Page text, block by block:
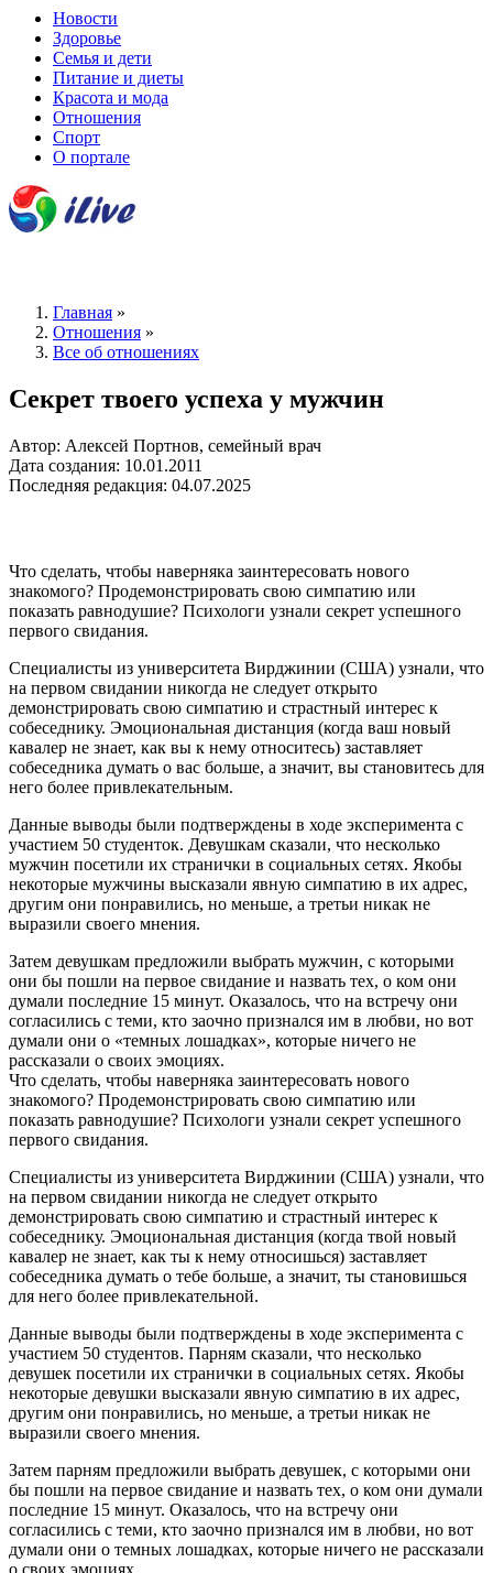
Новости
Здоровье
Семья и дети
Питание и диеты
Красота и мода
Отношения
Спорт
О портале
Главная »
Отношения »
Все об отношениях
Секрет твоего успеха у мужчин
Автор: Алексей Портнов, семейный врач
Дата создания: 10.01.2011
Последняя редакция: 04.07.2025
Что сделать, чтобы наверняка заинтересовать нового
знакомого? Продемонстрировать свою симпатию или
показать равнодушие? Психологи узнали секрет успешного
первого свидания.
Специалисты из университета Вирджинии (США) узнали, что
на первом свидании никогда не следует открыто
демонстрировать свою симпатию и страстный интерес к
собеседнику. Эмоциональная дистанция (когда ваш новый
кавалер не знает, как вы к нему относитесь) заставляет
собеседника думать о вас больше, а значит, вы становитесь для
него более привлекательным.
Данные выводы были подтверждены в ходе эксперимента с
участием 50 студенток. Девушкам сказали, что несколько
мужчин посетили их странички в социальных сетях. Якобы
некоторые мужчины высказали явную симпатию в их адрес,
другим они понравились, но меньше, а третьи никак не
выразили своего мнения.
Затем девушкам предложили выбрать мужчин, с которыми
они бы пошли на первое свидание и назвать тех, о ком они
думали последние 15 минут. Оказалось, что на встречу они
согласились с теми, кто заочно признался им в любви, но вот
думали они о «темных лошадках», которые ничего не
рассказали о своих эмоциях.
Что сделать, чтобы наверняка заинтересовать нового
знакомого? Продемонстрировать свою симпатию или
показать равнодушие? Психологи узнали секрет успешного
первого свидания.
Специалисты из университета Вирджинии (США) узнали, что
на первом свидании никогда не следует открыто
демонстрировать свою симпатию и страстный интерес к
собеседнику. Эмоциональная дистанция (когда твой новый
кавалер не знает, как ты к нему относишься) заставляет
собеседника думать о тебе больше, а значит, ты становишься
для него более привлекательной.
Данные выводы были подтверждены в ходе эксперимента с
участием 50 студентов. Парням сказали, что несколько
девушек посетили их странички в социальных сетях. Якобы
некоторые девушки высказали явную симпатию в их адрес,
другим они понравились, но меньше, а третьи никак не
выразили своего мнения.
Затем парням предложили выбрать девушек, с которыми они
бы пошли на первое свидание и назвать тех, о ком они думали
последние 15 минут. Оказалось, что на встречу они
согласились с теми, кто заочно признался им в любви, но вот
думали они о темных лошадках, которые ничего не рассказали